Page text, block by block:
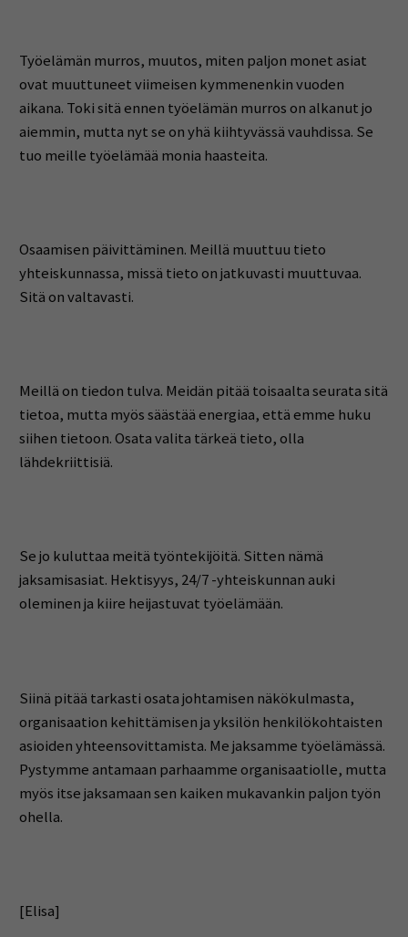
Työelämän murros, muutos, miten paljon monet asiat
ovat muuttuneet viimeisen kymmenenkin vuoden
aikana. Toki sitä ennen työelämän murros on alkanut jo
aiemmin, mutta nyt se on yhä kiihtyvässä vauhdissa. Se
tuo meille työelämää monia haasteita.
Osaamisen päivittäminen. Meillä muuttuu tieto
yhteiskunnassa, missä tieto on jatkuvasti muuttuvaa.
Sitä on valtavasti.
Meillä on tiedon tulva. Meidän pitää toisaalta seurata sitä
tietoa, mutta myös säästää energiaa, että emme huku
siihen tietoon. Osata valita tärkeä tieto, olla
lähdekriittisiä.
Se jo kuluttaa meitä työntekijöitä. Sitten nämä
jaksamisasiat. Hektisyys, 24/7 -yhteiskunnan auki
oleminen ja kiire heijastuvat työelämään.
Siinä pitää tarkasti osata johtamisen näkökulmasta,
organisaation kehittämisen ja yksilön henkilökohtaisten
asioiden yhteensovittamista. Me jaksamme työelämässä.
Pystymme antamaan parhaamme organisaatiolle, mutta
myös itse jaksamaan sen kaiken mukavankin paljon työn
ohella.
[Elisa]